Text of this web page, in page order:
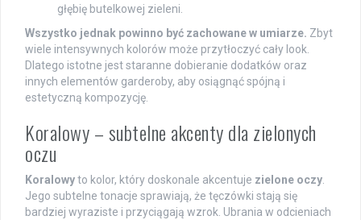
głębię butelkowej zieleni.
Wszystko jednak powinno być zachowane w umiarze. Zbyt
wiele intensywnych kolorów może przytłoczyć cały look.
Dlatego istotne jest staranne dobieranie dodatków oraz
innych elementów garderoby, aby osiągnąć spójną i
estetyczną kompozycję.
Koralowy – subtelne akcenty dla zielonych
oczu
Koralowyto kolor, który doskonale akcentuje zielone oczy
Jego subtelne tonacje sprawiają, że tęczówki stają się
bardziej wyraziste i przyciągają wzrok. Ubrania w odcieniach